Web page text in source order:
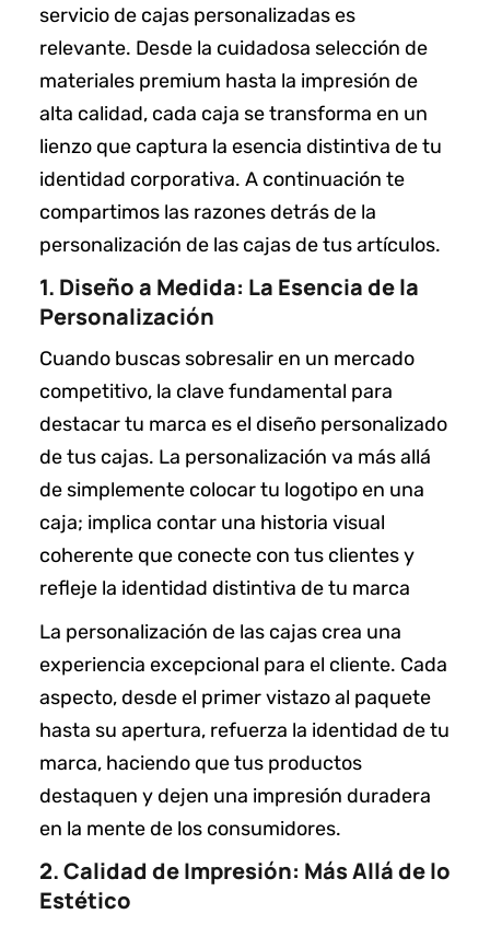
servicio de cajas personalizadas es
relevante. Desde la cuidadosa selección de
materiales premium hasta la impresión de
alta calidad, cada caja se transforma en un
lienzo que captura la esencia distintiva de tu
identidad corporativa. A continuación te
compartimos las razones detrás de la
personalización de las cajas de tus artículos.
1. Diseño a Medida: La Esencia de la
Personalización
Cuando buscas sobresalir en un mercado
competitivo, la clave fundamental para
destacar tu marca es el diseño personalizado
de tus cajas. La personalización va más allá
de simplemente colocar tu logotipo en una
caja; implica contar una historia visual
coherente que conecte con tus clientes y
refleje la identidad distintiva de tu marca
La personalización de las cajas crea una
experiencia excepcional para el cliente. Cada
aspecto, desde el primer vistazo al paquete
hasta su apertura, refuerza la identidad de tu
marca, haciendo que tus productos
destaquen y dejen una impresión duradera
en la mente de los consumidores.
2. Calidad de Impresión: Más Allá de lo
Estético